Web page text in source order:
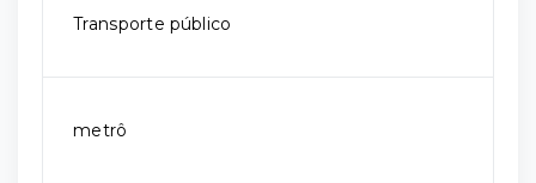
Transporte público
metrô